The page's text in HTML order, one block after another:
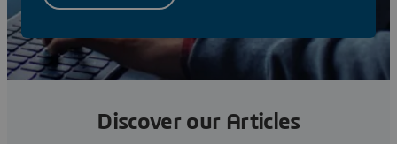
Discover our Articles